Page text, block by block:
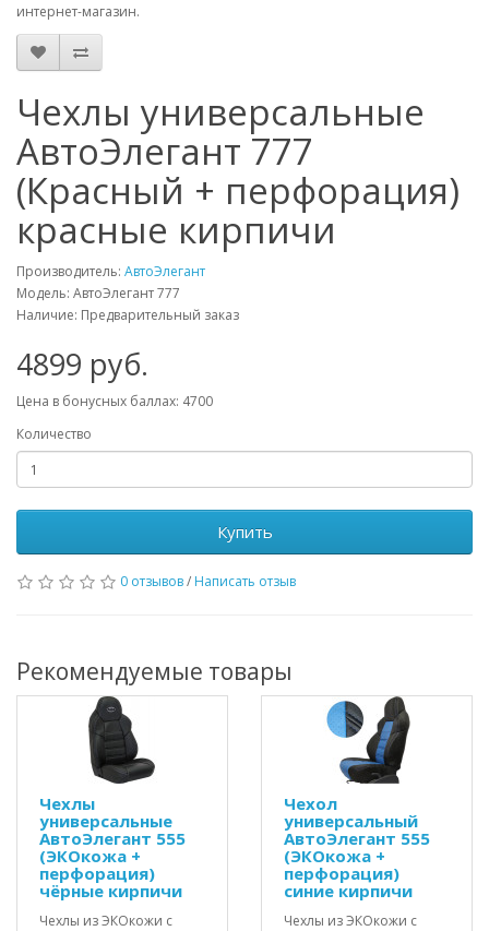
интернет-магазин.
Чехлы универсальные
АвтоЭлегант 777
(Красный + перфорация)
красные кирпичи
Производитель: АвтоЭлегант
Модель: АвтоЭлегант 777
Наличие: Предварительный заказ
4899 руб.
Цена в бонусных баллах: 4700
Количество
Купить
0 отзывов/ Написать отзыв
Рекомендуемые товары
Чехлы
универсальные
АвтоЭлегант 555
(ЭКОкожа +
перфорация)
чёрные кирпичи
Чехлы из ЭКОкожи с
Чехол
универсальный
АвтоЭлегант 555
(ЭКОкожа +
перфорация)
синие кирпичи
Чехлы из ЭКОкожи с